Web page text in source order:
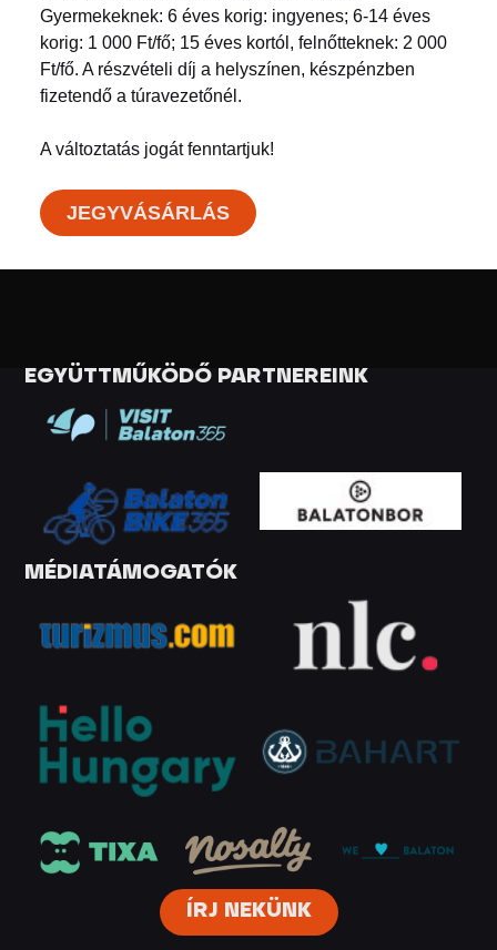
Gyermekeknek: 6 éves korig: ingyenes; 6-14 éves
korig: 1 000 Ft/fő; 15 éves kortól, felnőtteknek: 2 000
Ft/fő. A részvételi díj a helyszínen, készpénzben
fizetendő a túravezetőnél.
A változtatás jogát fenntartjuk!
JEGYVÁSÁRLÁS
EGYÜTTMŰKÖDŐ PARTNEREINK
MÉDIATÁMOGATÓK
ÍRJ NEKÜNK